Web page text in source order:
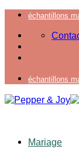
Passer
contenu
échantillons
échantillons
Mariage